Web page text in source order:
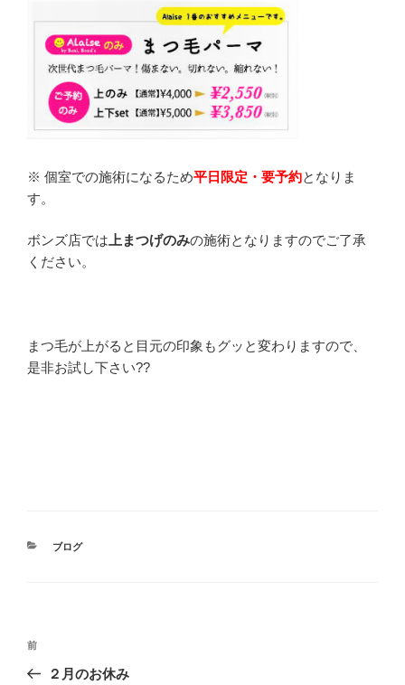
※ 個室での施術になるため平日限定・要予約となりま
す。
ボンズ店では 上まつげのみの施術となりますのでご了承
ください。
まつ毛が上がると目元の印象もグッと変わりますので、
是非お試し下さい??
カ
ブログ
投
前
の
前
２月のお休み